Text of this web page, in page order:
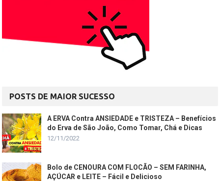
POSTS DE MAIOR SUCESSO
A ERVA Contra ANSIEDADE e TRISTEZA – Benefícios
do Erva de São João, Como Tomar, Chá e Dicas
12/11/2022
Bolo de CENOURA COM FLOCÃO – SEM FARINHA,
AÇÚCAR e LEITE – Fácil e Delicioso